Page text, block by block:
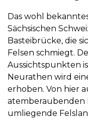
Das wohl
Sächsischen
Basteibrücke, die
Felsen schmiegt.
Aussichtspunkten
Neurathen wird
erhoben. Von hier
atemberaubenden
umliegende